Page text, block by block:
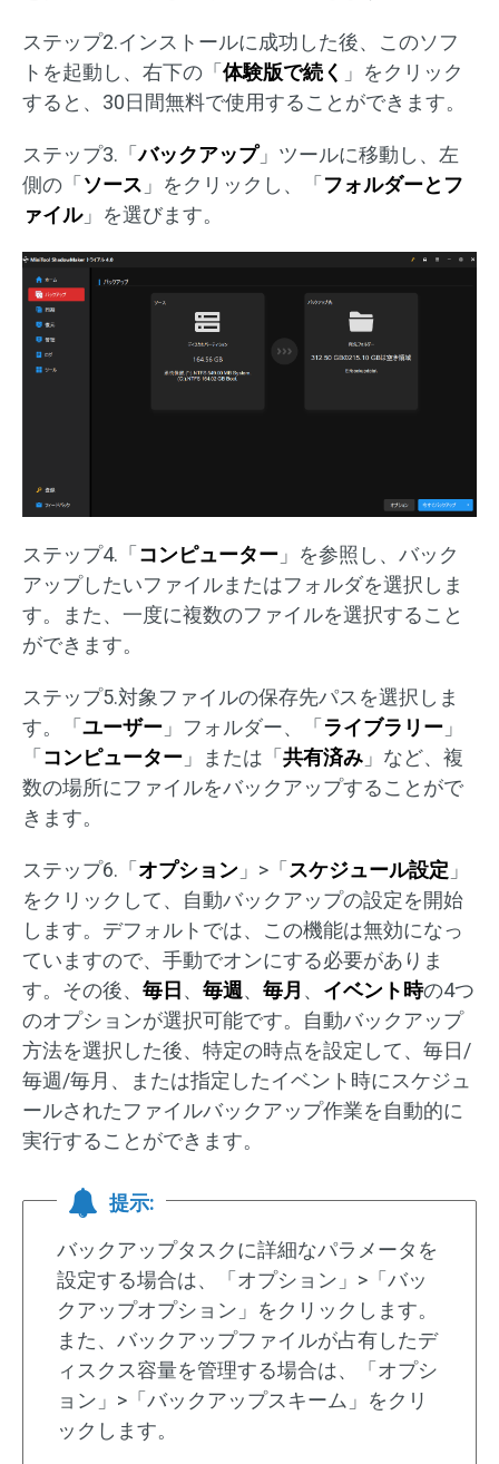
ステップ2.インストールに成功した後、このソフ
トを起動し、右下の「 体験版で続く 」をクリック
すると、30日間無料で使用することができます。
ステップ3.「バックアップ」ツールに移動し、左
側の「 ソース 」をクリックし、「 フォルダーとフ
ァイル」を選びます。
ステップ4.「 コンピューター 」を参照し、バック
アップしたいファイルまたはフォルダを選択しま
す。また、一度に複数のファイルを選択すること
ができます。
ステップ5.対象ファイルの保存先パスを選択しま
す。「 ユーザー 」フォルダー、「 ライブラリー 」
「 コンピューター 」または「 共有済み 」など、複
数の場所にファイルをバックアップすることがで
きます。
ステップ6.「 オプション 」>「 スケジュール設定 」
をクリックして、自動バックアップの設定を開始
します。デフォルトでは、この機能は無効になっ
ていますので、手動でオンにする必要がありま
す。その後、 毎日 、 毎週、 毎月 、 イベント時の4つ
のオプションが選択可能です。自動バックアップ
方法を選択した後、特定の時点を設定して、毎日/
毎週/毎月、または指定したイベント時にスケジュ
ールされたファイルバックアップ作業を自動的に
実行することができます。
提示:
バックアップタスクに詳細なパラメータを
設定する場合は、「オプション」>「バッ
クアップオプション」をクリックします。
また、バックアップファイルが占有したデ
ィスクス容量を管理する場合は、「オプシ
ョン」>「バックアップスキーム」をクリ
ックします。